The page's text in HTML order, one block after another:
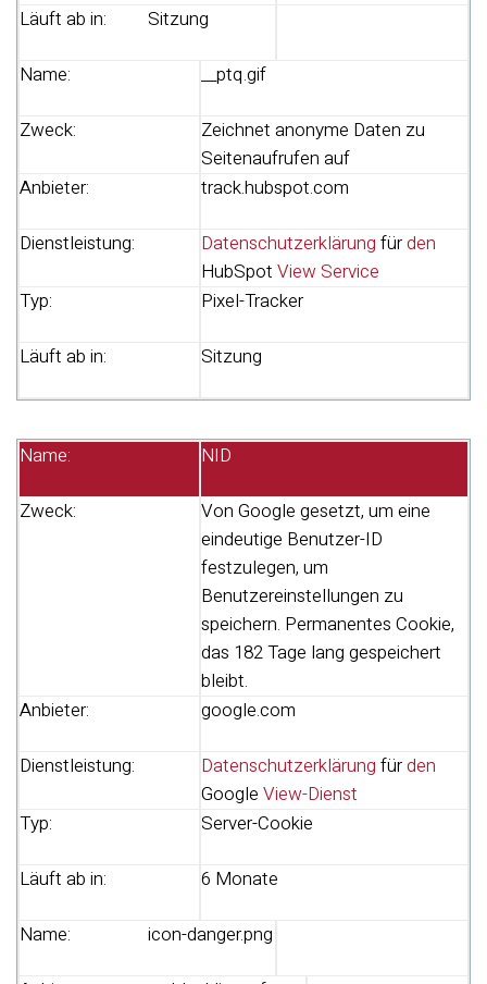
Läuft ab in: Sitzung
Name: __ptq.gif
Zweck:
Zeichnet anonyme Daten zu
Seitenaufrufen auf
Anbieter:
track.hubspot.com
Dienstleistung: Datenschutzerklärung fürden
HubSpot View Service
Typ:
Pixel-Tracker
Läuft ab in: Sitzung
Name: NID
Zweck:
Von Google gesetzt, um eine
eindeutige Benutzer-ID
festzulegen, um
Benutzereinstellungen zu
speichern. Permanentes Cookie,
das 182 Tage lang gespeichert
bleibt.
Anbieter:
google.com
Dienstleistung: Datenschutzerklärung fürden
Google View-Dienst
Typ:
Server-Cookie
Läuft ab in: 6 Monate
Name: icon-danger.png